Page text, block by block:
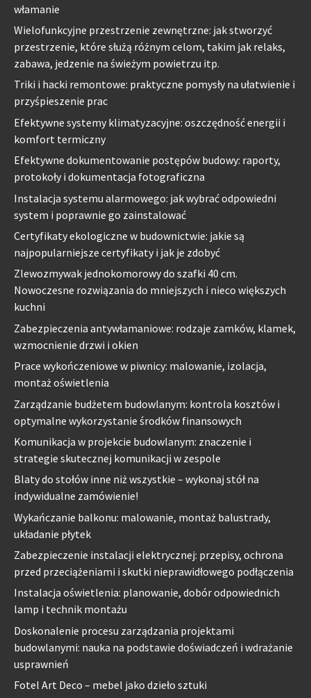
włamanie
Wielofunkcyjne przestrzenie zewnętrzne: jak stworzyć
przestrzenie, które służą różnym celom, takim jak relaks,
zabawa, jedzenie na świeżym powietrzu itp.
Triki i hacki remontowe: praktyczne pomysły na ułatwienie i
przyśpieszenie prac
Efektywne systemy klimatyzacyjne: oszczędność energii i
komfort termiczny
Efektywne dokumentowanie postępów budowy: raporty,
protokoły i dokumentacja fotograficzna
Instalacja systemu alarmowego: jak wybrać odpowiedni
system i poprawnie go zainstalować
Certyfikaty ekologiczne w budownictwie: jakie są
najpopularniejsze certyfikaty i jak je zdobyć
Zlewozmywak jednokomorowy do szafki 40 cm.
Nowoczesne rozwiązania do mniejszych i nieco większych
kuchni
Zabezpieczenia antywłamaniowe: rodzaje zamków, klamek,
wzmocnienie drzwi i okien
Prace wykończeniowe w piwnicy: malowanie, izolacja,
montaż oświetlenia
Zarządzanie budżetem budowlanym: kontrola kosztów i
optymalne wykorzystanie środków finansowych
Komunikacja w projekcie budowlanym: znaczenie i
strategie skutecznej komunikacji w zespole
Blaty do stołów inne niż wszystkie – wykonaj stół na
indywidualne zamówienie!
Wykańczanie balkonu: malowanie, montaż balustrady,
układanie płytek
Zabezpieczenie instalacji elektrycznej: przepisy, ochrona
przed przeciążeniami i skutki nieprawidłowego podłączenia
Instalacja oświetlenia: planowanie, dobór odpowiednich
lamp i technik montażu
Doskonalenie procesu zarządzania projektami
budowlanymi: nauka na podstawie doświadczeń i wdrażanie
usprawnień
Fotel Art Deco – mebel jako dzieło sztuki